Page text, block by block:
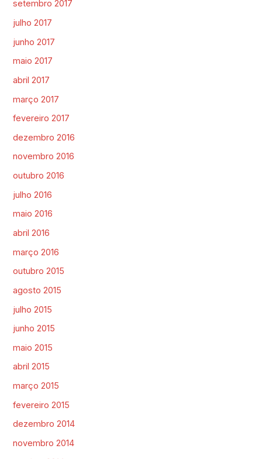
setembro 2017
julho 2017
junho 2017
maio 2017
abril 2017
março 2017
fevereiro 2017
dezembro 2016
novembro 2016
outubro 2016
julho 2016
maio 2016
abril 2016
março 2016
outubro 2015
agosto 2015
julho 2015
junho 2015
maio 2015
abril 2015
março 2015
fevereiro 2015
dezembro 2014
novembro 2014